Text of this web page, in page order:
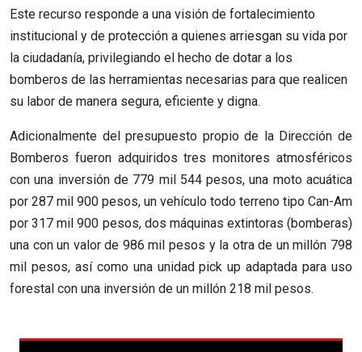
Este recurso responde a una visión de fortalecimiento
institucional y de protección a quienes arriesgan su vida por
la ciudadanía, privilegiando el hecho de dotar a los
bomberos de las herramientas necesarias para que realicen
su labor de manera segura, eficiente y digna.
Adicionalmente del presupuesto propio de la Dirección de
Bomberos fueron adquiridos tres monitores atmosféricos
con una inversión de 779 mil 544 pesos, una moto acuática
por 287 mil 900 pesos, un vehículo todo terreno tipo Can-Am
por 317 mil 900 pesos, dos máquinas extintoras (bomberas)
una con un valor de 986 mil pesos y la otra de un millón 798
mil pesos, así como una unidad pick up adaptada para uso
forestal con una inversión de un millón 218 mil pesos.